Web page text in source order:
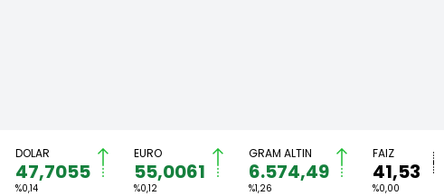
DOLAR
47,7055
%0,14
EURO
55,0061
%0,12
GRAM ALTIN
6.574,49
%1,26
FAİZ
41,53
%0,00